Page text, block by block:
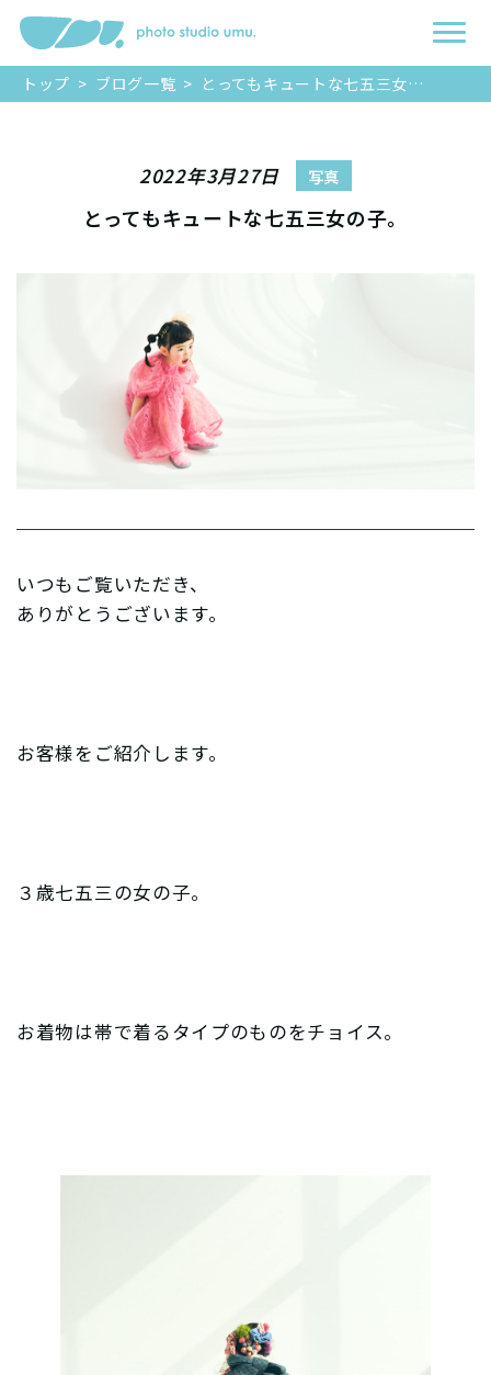
トップ > ブログ一覧 > とってもキュートな七五三女の子。
2022年3月27日 写真
とってもキュートな七五三女の子。
いつもご覧いただき、
ありがとうございます。
お客様をご紹介します。
３歳七五三の女の子。
お着物は帯で着るタイプのものをチョイス。